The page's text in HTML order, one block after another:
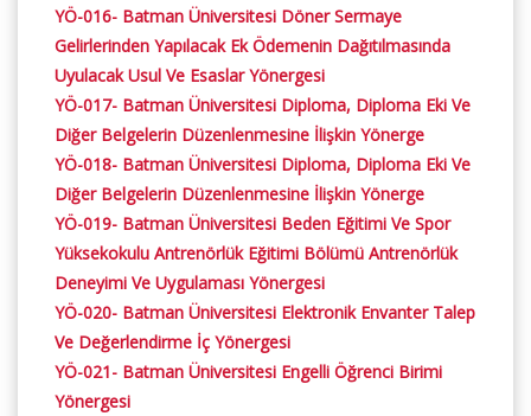
YÖ-016- Batman Üniversitesi Döner Sermaye
Gelirlerinden Yapılacak Ek Ödemenin Dağıtılmasında
Uyulacak Usul Ve Esaslar Yönergesi
YÖ-017- Batman Üniversitesi Diploma, Diploma Eki Ve
Diğer Belgelerin Düzenlenmesine İlişkin Yönerge
YÖ-018- Batman Üniversitesi Diploma, Diploma Eki Ve
Diğer Belgelerin Düzenlenmesine İlişkin Yönerge
YÖ-019- Batman Üniversitesi Beden Eğitimi Ve Spor
Yüksekokulu Antrenörlük Eğitimi Bölümü Antrenörlük
Deneyimi Ve Uygulaması Yönergesi
YÖ-020- Batman Üniversitesi Elektronik Envanter Talep
Ve Değerlendirme İç Yönergesi
YÖ-021- Batman Üniversitesi Engelli Öğrenci Birimi
Yönergesi